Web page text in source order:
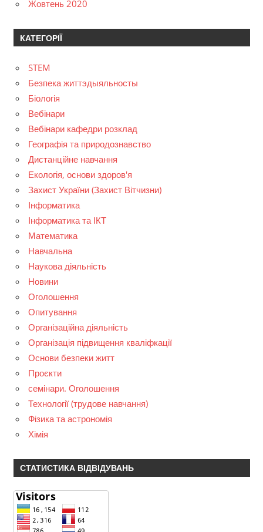
Жовтень 2020
КАТЕГОРІЇ
STEM
Безпека життэдыяльносты
Біологія
Вебінари
Вебінари кафедри розклад
Географія та природознавство
Дистанційне навчання
Екологія, основи здоров'я
Захист України (Захист Вітчизни)
Інформатика
Інформатика та ІКТ
Математика
Навчальна
Наукова діяльність
Новини
Оголошення
Опитування
Організаційна діяльність
Організація підвищення кваліфкації
Основи безпеки житт
Проєкти
семінари. Оголошення
Технології (трудове навчання)
Фізика та астрономія
Хімія
СТАТИСТИКА ВІДВІДУВАНЬ